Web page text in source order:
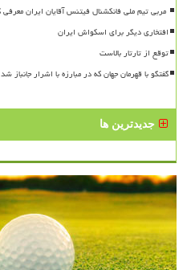
افتخاری دیگر برای اسکواش ایران
توقع از تارتار بالاست
گفتگو با قهرمان جهان که در مبارزه با اشرار جانباز شد
جدیدترین ها